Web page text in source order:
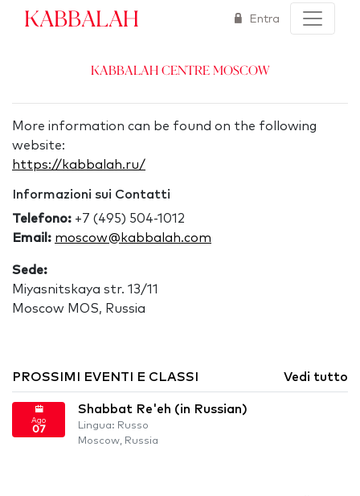
Kabbalah Entra
Kabbalah Centre Moscow
More information can be found on the following
website:
https://kabbalah.ru/
Informazioni sui Contatti
Telefono: +7 (495) 504-1012
Email: moscow@kabbalah.com
Sede:
Miyasnitskaya str. 13/11
Moscow MOS, Russia
PROSSIMI EVENTI E CLASSI Vedi tutto
Ago
07
Shabbat Re'eh (in Russian)
Lingua: Russo
Moscow, Russia